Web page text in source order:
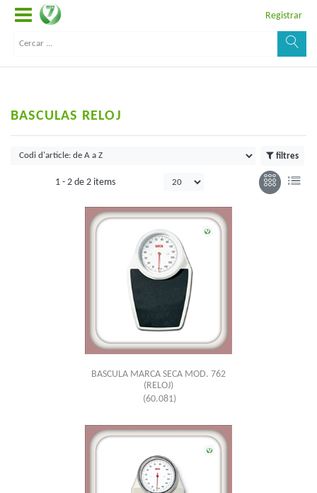
Registrar
BASCULAS RELOJ
filtres
1 - 2 de 2 items
BASCULA MARCA SECA MOD. 762
(RELOJ)
(60.081)